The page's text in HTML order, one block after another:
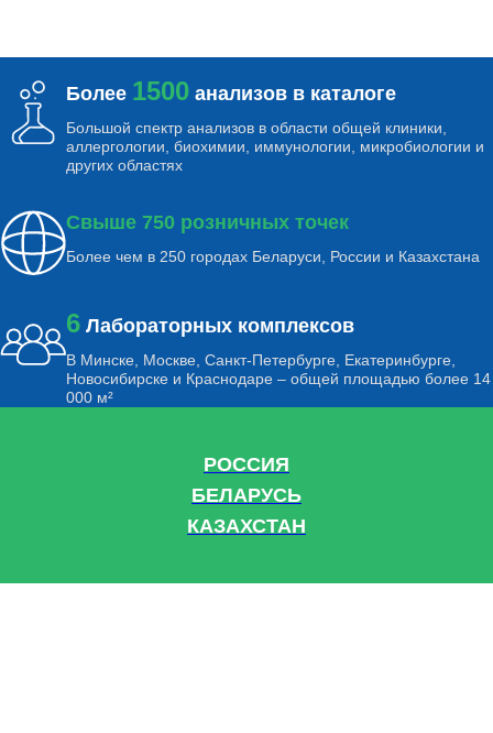
Более 1500 анализов в каталоге
Большой спектр анализов в области общей клиники,
аллергологии, биохимии, иммунологии, микробиологии и
других областях
Свыше 750 розничных точек
Более чем в 250 городах Беларуси, России и Казахстана
6 Лабораторных комплексов
В Минске, Москве, Санкт-Петербурге, Екатеринбурге,
Новосибирске и Краснодаре – общей площадью более 14
000 м²
РОССИЯ
БЕЛАРУСЬ
КАЗАХСТАН